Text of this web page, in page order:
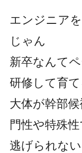
エンジニア
じゃん
新卒なんて
研修して育
大体が幹部
門性や特殊
逃げられな